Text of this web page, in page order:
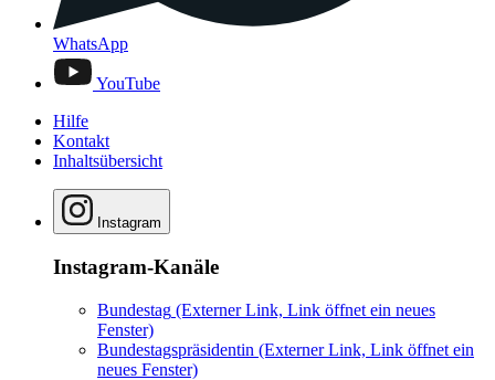
WhatsApp
YouTube
Hilfe
Kontakt
Inhaltsübersicht
Instagram
Instagram-Kanäle
Bundestag (Externer Link, Link öffnet ein neues
Fenster)
Bundestagspräsidentin (Externer Link, Link öffnet ein
neues Fenster)